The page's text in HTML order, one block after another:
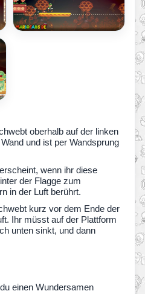
oberhalb auf der linken
und ist per Wandsprung
wenn ihr diese
der Flagge zum
in der Luft berührt.
kurz vor dem Ende der
Ihr müsst auf der Plattform
unten sinkt, und dann
einen Wundersamen